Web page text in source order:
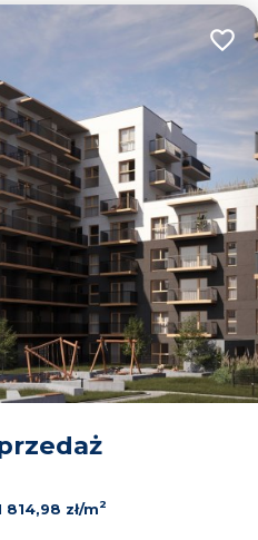
409
© OpenStreetMap contributors
814,98 zł/m2